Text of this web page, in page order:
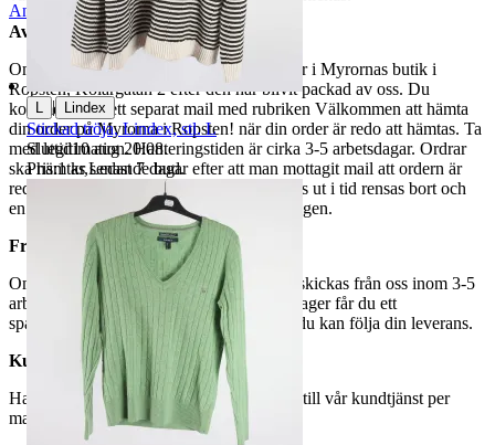
Avhämtning
Om du väljer avhämtning hämtas din order i Myrornas butik i
Ropsten, Kolargatan 2 efter den har blivit packad av oss. Du
kommer att få ett separat mail med rubriken Välkommen att hämta
din order på Myrorna i Ropsten! när din order är redo att hämtas. Ta
med legitimation. Hanteringstiden är cirka 3-5 arbetsdagar. Ordrar
ska hämtas senast 7 dagar efter att man mottagit mail att ordern är
redo för avhämtning. Ordrar som ej hämtas ut i tid rensas bort och
en avgift på 84 kr dras av från återbetalningen.
Frakt
Om du har valt frakt kommer din vara att skickas från oss inom 3-5
arbetsdagar. När din vara har lämnat vårt lager får du ett
spårningsnummer av DSV inom kort där du kan följa din leverans.
Kundservice
Har du frågor eller funderingar hör av dig till vår kundtjänst per
mail:
webbshop@myrorna.se
Anmäl Sälj liknande
| Lindex
Stickad tröja, Lindex, stl. L
Sluttid10 aug 20:08.
Pris:1 kr,Ledande bud.